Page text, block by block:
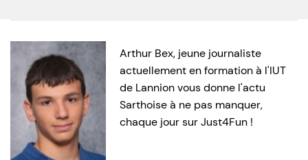
Arthur Bex, jeune journaliste
actuellement en formation à l'IUT
de Lannion vous donne l'actu
Sarthoise à ne pas manquer,
chaque jour sur Just4Fun !